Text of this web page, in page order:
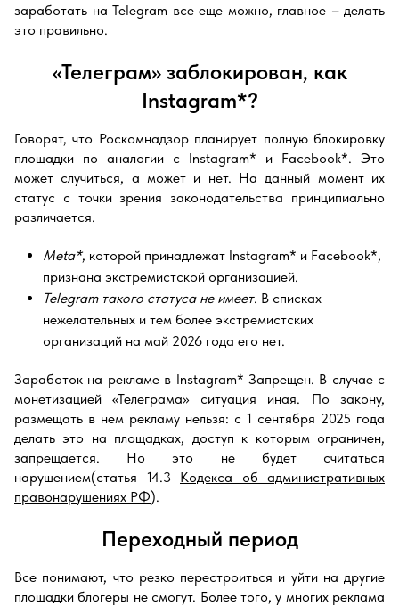
заработать на Telegram все еще можно, главное – делать
это правильно.
«Телеграм» заблокирован, как
Instagram*?
Говорят, что Роскомнадзор планирует полную блокировку
площадки по аналогии с Instagram* и Facebook*. Это
может случиться, а может и нет. На данный момент их
статус с точки зрения законодательства принципиально
различается.
Meta*, которой принадлежат Instagram* и Facebook*,
признана экстремистской организацией.
Telegram такого статуса не имеет. В списках
нежелательных и тем более экстремистских
организаций на май 2026 года его нет.
Заработок на рекламе в Instagram* Запрещен. В случае с
монетизацией «Телеграма» ситуация иная. По закону,
размещать в нем рекламу нельзя: с 1 сентября 2025 года
делать это на площадках, доступ к которым ограничен,
запрещается. Но это не будет считаться
нарушением(статья 14.3 Кодекса об административных
правонарушениях РФ).
Переходный период
Все понимают, что резко перестроиться и уйти на другие
площадки блогеры не смогут. Более того, у многих реклама